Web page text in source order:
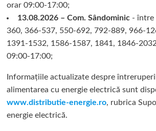
orar 09:00-17:00;
13.08.2026 – Com. Sândominic- între
360, 366-537, 550-692, 792-889, 966-
1391-1532, 1586-1587, 1841, 1846-
09:00-17:00;
Informațiile actualizate despre
alimentarea cu energie electrică sunt
www.distributie-energie.ro, rubrica
energie electrică.